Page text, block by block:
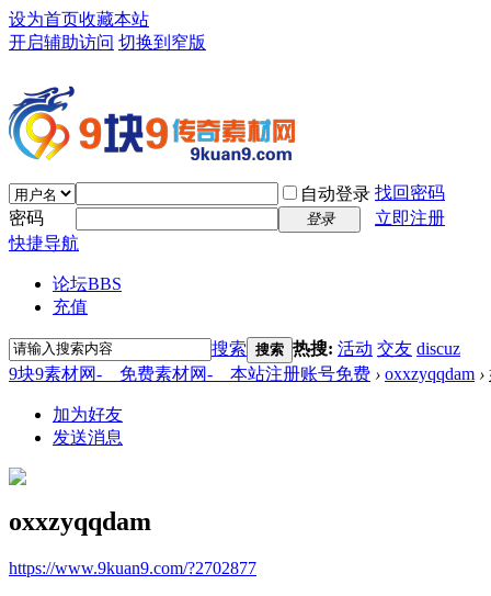
设为首页收藏本站
开启辅助访问 切换到窄版
自动登录 找回密码
密码
登录
立即注册
快捷导航
论坛BBS
充值
搜索 搜索 热搜: 活动 交友 discuz
9块9素材网-＿免费素材网-＿本站注册账号免费 › oxxzyqqdam ›
加为好友
发送消息
oxxzyqqdam
https://www.9kuan9.com/?2702877